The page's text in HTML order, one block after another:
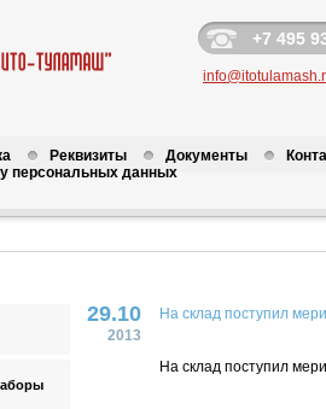
+7 495
Реквизиты Документы
персональных данных
29.10
2013
На склад поступил
На склад поступил